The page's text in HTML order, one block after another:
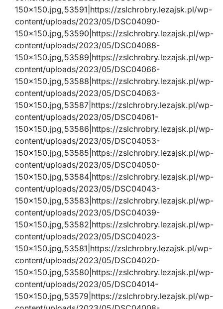
150×150.jpg,53591|https://zslchrobry.lezajsk.pl/wp-
content/uploads/2023/05/DSC04090-
150×150.jpg,53590|https://zslchrobry.lezajsk.pl/wp-
content/uploads/2023/05/DSC04088-
150×150.jpg,53589|https://zslchrobry.lezajsk.pl/wp-
content/uploads/2023/05/DSC04066-
150×150.jpg,53588|https://zslchrobry.lezajsk.pl/wp-
content/uploads/2023/05/DSC04063-
150×150.jpg,53587|https://zslchrobry.lezajsk.pl/wp-
content/uploads/2023/05/DSC04061-
150×150.jpg,53586|https://zslchrobry.lezajsk.pl/wp-
content/uploads/2023/05/DSC04053-
150×150.jpg,53585|https://zslchrobry.lezajsk.pl/wp-
content/uploads/2023/05/DSC04050-
150×150.jpg,53584|https://zslchrobry.lezajsk.pl/wp-
content/uploads/2023/05/DSC04043-
150×150.jpg,53583|https://zslchrobry.lezajsk.pl/wp-
content/uploads/2023/05/DSC04039-
150×150.jpg,53582|https://zslchrobry.lezajsk.pl/wp-
content/uploads/2023/05/DSC04023-
150×150.jpg,53581|https://zslchrobry.lezajsk.pl/wp-
content/uploads/2023/05/DSC04020-
150×150.jpg,53580|https://zslchrobry.lezajsk.pl/wp-
content/uploads/2023/05/DSC04014-
150×150.jpg,53579|https://zslchrobry.lezajsk.pl/wp-